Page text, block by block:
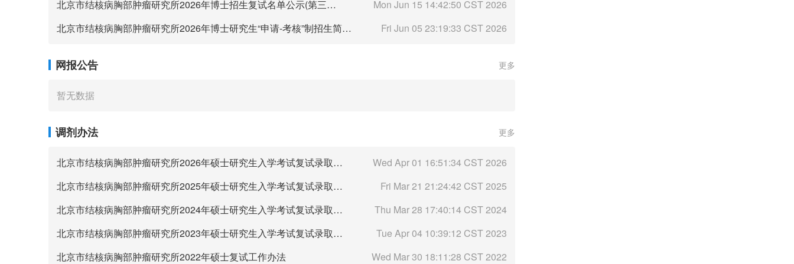
北京市结核病胸部肿瘤研究所2026年博士招生复试名单公示(第三批次）
Mon Jun 15 14:42:50 CST 2026
北京市结核病胸部肿瘤研究所2026年博士研究生“申请-考核”制招生简章（第三批次）
Fri Jun 05 23:19:33 CST 2026
网报公告 更多
暂无数据
调剂办法 更多
北京市结核病胸部肿瘤研究所2026年硕士研究生入学考试复试录取工作方案（调剂考生初试专业要求）
Wed Apr 01 16:51:34 CST 2026
北京市结核病胸部肿瘤研究所2025年硕士研究生入学考试复试录取工作方案
Fri Mar 21 21:24:42 CST 2025
北京市结核病胸部肿瘤研究所2024年硕士研究生入学考试复试录取工作方案
Thu Mar 28 17:40:14 CST 2024
北京市结核病胸部肿瘤研究所2023年硕士研究生入学考试复试录取工作方案
Tue Apr 04 10:39:12 CST 2023
北京市结核病胸部肿瘤研究所2022年硕士复试工作办法
Wed Mar 30 18:11:28 CST 2022